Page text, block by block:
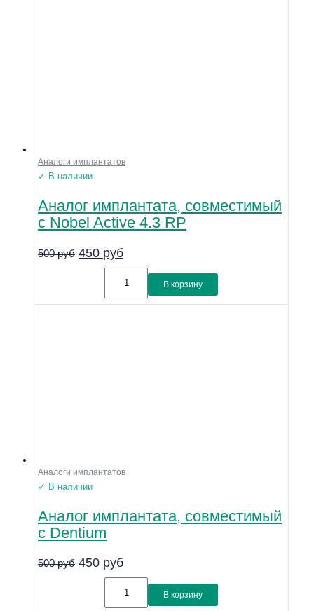
Аналоги имплантатов
✓ В наличии
Аналог имплантата, совместимый
с Nobel Active 4.3 RP
500руб 450 руб
В корзину
Аналоги имплантатов
✓ В наличии
Аналог имплантата, совместимый
с Dentium
500руб 450 руб
В корзину